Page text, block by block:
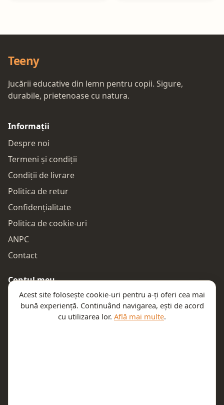
Teeny
Jucării educative din lemn pentru copii. Sigure,
durabile, prietenoase cu natura.
Informații
Despre noi
Termeni și condiții
Condiții de livrare
Politica de retur
Confidențialitate
Politica de cookie-uri
ANPC
Contact
Contul meu
Autentificare
Comenzile mele
Acest site folosește cookie-uri pentru a-ți oferi cea mai
bună experiență. Continuând navigarea, ești de acord
cu utilizarea lor. Află mai multe.